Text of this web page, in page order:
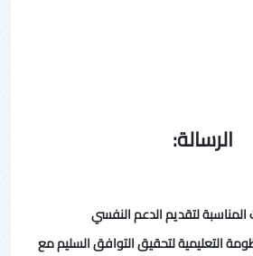
الرسالة:
المناسبة لتقديم الدعم النفسي
التعليمية لتحقيق التوافق السليم مع